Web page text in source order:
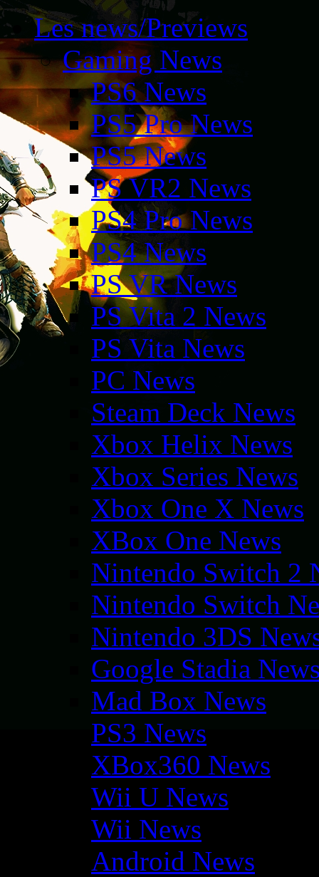
Les news/Previews
Gaming News
PS6 News
PS5 Pro News
PS5 News
PS VR2 News
PS4 Pro News
PS4 News
PS VR News
PS Vita 2 News
PS Vita News
PC News
Steam Deck News
Xbox Helix News
Xbox Series News
Xbox One X News
XBox One News
Nintendo Switch 2
Nintendo Switch
Nintendo 3DS
Google Stadia
Mad Box News
PS3 News
XBox360 News
Wii U News
Wii News
Android News